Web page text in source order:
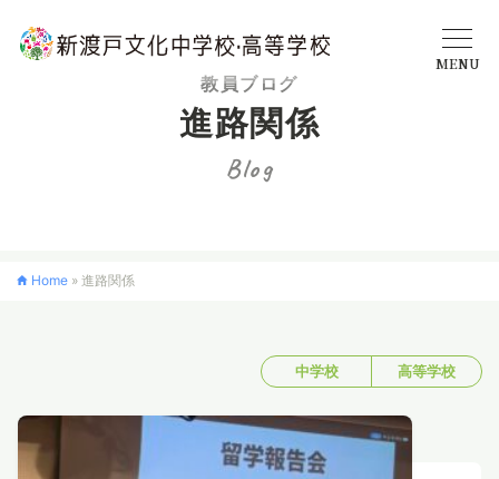
高等学校
クロスカリキュラム
MENU
教員ブログ
進路関係
Blog
Home » 進路関係
中学校 高等学校